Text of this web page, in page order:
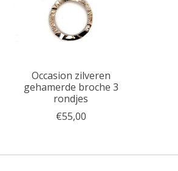
Occasion zilveren
gehamerde broche 3
rondjes
€55,00